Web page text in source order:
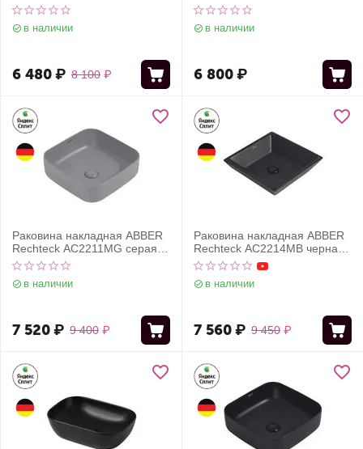
в наличии
8 100 ₽
6 480₽
в наличии
6 800₽
Раковина накладная ABBER
Rechteck AC2211MG серая
матовая
в наличии
9 400 ₽
7 520₽
Раковина накладная ABBER
Rechteck AC2214MB черная
матовая
в наличии
9 450 ₽
7 560₽